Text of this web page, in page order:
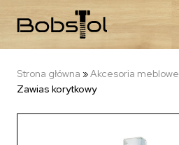
Strona główna »Akcesoria meblowe
Zawias korytkowy